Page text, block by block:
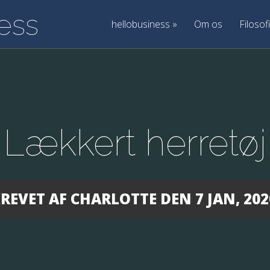
hellobusiness » Om os Filosofi
Lækkert herretøj
AF CHARLOTTE DEN 7 JAN,